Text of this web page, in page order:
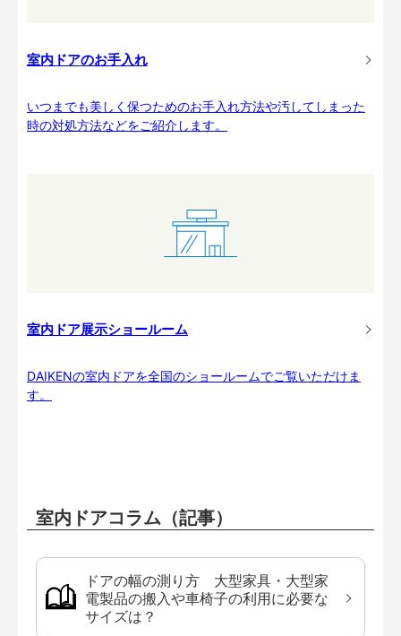
室内ドアのお手入れ
いつまでも美しく保つためのお手入れ方法や汚してしまった
時の対処方法などをご紹介します。
室内ドア展示ショールーム
DAIKENの室内ドアを全国のショールームでご覧いただけま
す。
室内ドアコラム（記事）
ドアの幅の測り方 大型家具・大型家
電製品の搬入や車椅子の利用に必要な
サイズは？